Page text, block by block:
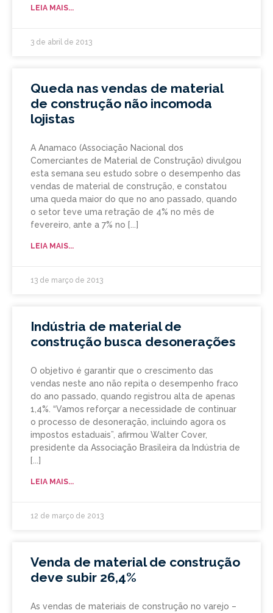
LEIA MAIS...
3 de abril de 2013
Queda nas vendas de material
de construção não incomoda
lojistas
A Anamaco (Associação Nacional dos
Comerciantes de Material de Construção) divulgou
esta semana seu estudo sobre o desempenho das
vendas de material de construção, e constatou
uma queda maior do que no ano passado, quando
o setor teve uma retração de 4% no mês de
fevereiro, ante a 7% no
LEIA MAIS...
13 de março de 2013
Indústria de material de
construção busca desonerações
O objetivo é garantir que o crescimento das
vendas neste ano não repita o desempenho fraco
do ano passado, quando registrou alta de apenas
1,4%. “Vamos reforçar a necessidade de continuar
o processo de desoneração, incluindo agora os
impostos estaduais”, afirmou Walter Cover,
presidente da Associação Brasileira da Indústria de
LEIA MAIS...
12 de março de 2013
Venda de material de construção
deve subir 26,4%
As vendas de materiais de construção no varejo –